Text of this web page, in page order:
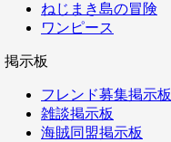
ねじまき島の冒険
ワンピース
掲示板
フレンド募集掲示板
雑談掲示板
海賊同盟掲示板